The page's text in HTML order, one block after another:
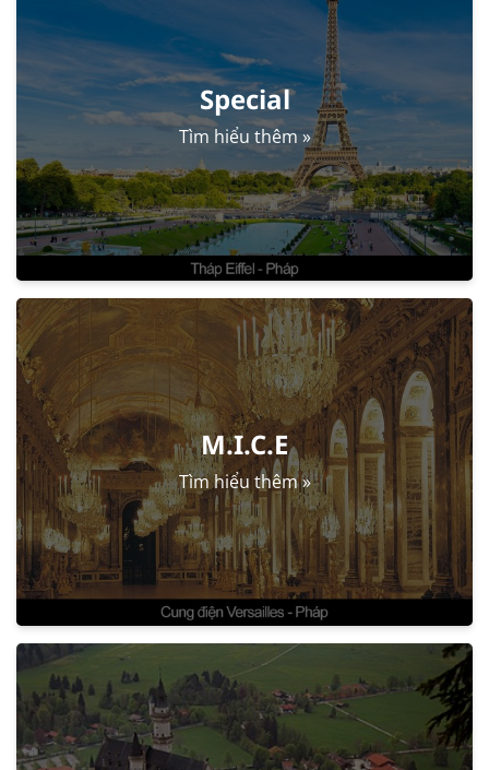
Special
Tìm hiểu thêm »
M.I.C.E
Tìm hiểu thêm »